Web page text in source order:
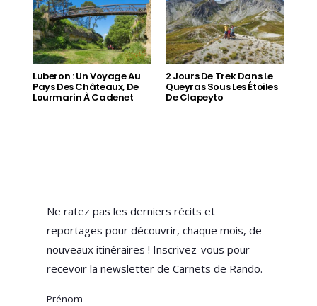
Luberon : Un Voyage Au
Pays Des Châteaux, De
Lourmarin À Cadenet
2 Jours De Trek Dans Le
Queyras Sous Les Étoiles
De Clapeyto
Ne ratez pas les derniers récits et
reportages pour découvrir, chaque mois, de
nouveaux itinéraires ! Inscrivez-vous pour
recevoir la newsletter de Carnets de Rando.
Prénom